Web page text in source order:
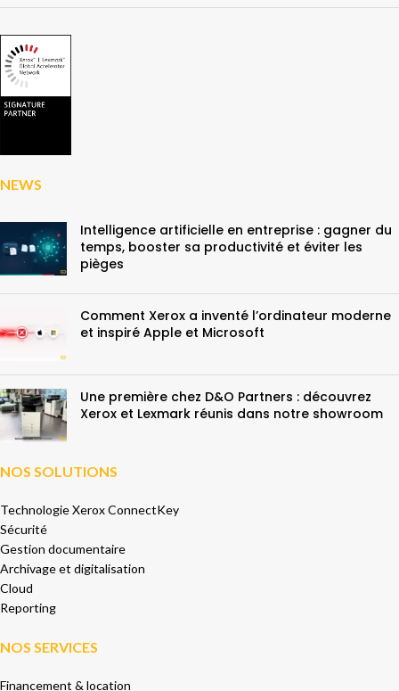
NEWS
Intelligence artificielle en entreprise : gagner du
temps, booster sa productivité et éviter les
pièges
Comment Xerox a inventé l’ordinateur moderne
et inspiré Apple et Microsoft
Une première chez D&O Partners : découvrez
Xerox et Lexmark réunis dans notre showroom
NOS SOLUTIONS
Technologie Xerox ConnectKey
Sécurité
Gestion documentaire
Archivage et digitalisation
Cloud
Reporting
NOS SERVICES
Financement & location